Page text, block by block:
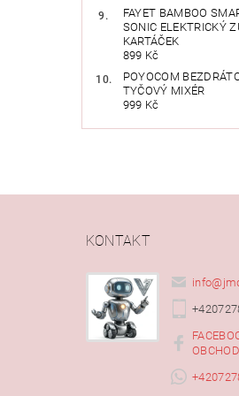
FAYET BAMBOO
SONIC ELEKTRICKÝ
KARTÁČEK
899 Kč
POYOCOM
TYČOVÝ MIXÉR
999 Kč
KONTAKT
info@
OBCHOD